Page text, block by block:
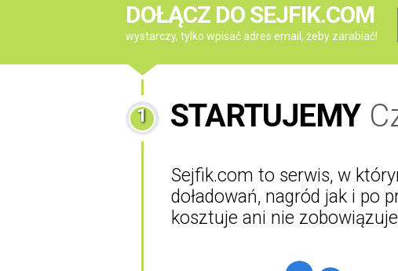
DOŁĄCZ DO SEJFIK.COM
wystarczy, tylko wpisać adres email, żeby zarabiać!
1 STARTUJEMY
Sejfik.com to serwis, w
doładowań, nagród jak i po
kosztuje ani nie